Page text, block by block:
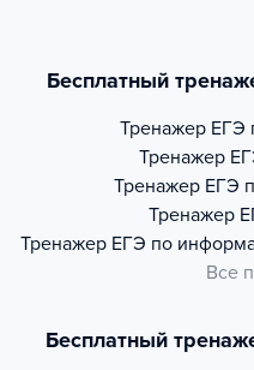
Бесплатный
Тренажер ЕГЭ
Тренажер
Тренажер ЕГЭ
Тренажер
Тренажер ЕГЭ по
Все
Бесплатный